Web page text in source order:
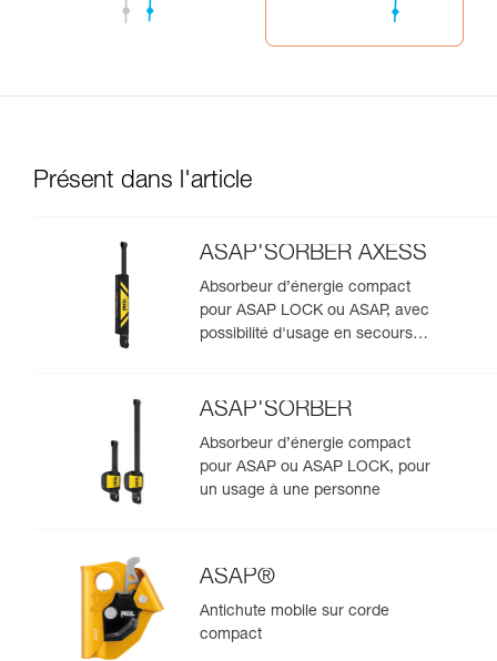
Présent dans l'article
ASAP'SORBER AXESS
Absorbeur d’énergie compact
pour ASAP LOCK ou ASAP, avec
possibilité d'usage en secours
ASAP'SORBER
Absorbeur d’énergie compact
pour ASAP ou ASAP LOCK, pour
un usage à une personne
ASAP®
Antichute mobile sur corde
compact